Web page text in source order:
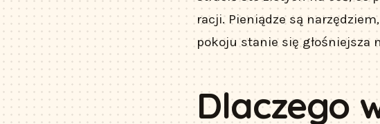
racji. Pieniądze są
pokoju stanie się głośniejsza
Dlaczego